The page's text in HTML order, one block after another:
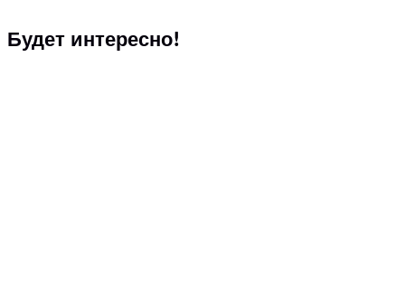
Будет интересно!